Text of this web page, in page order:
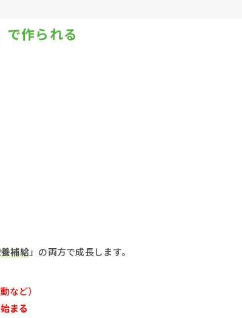
作られる
補給」の両方で成長します。
など）
まる